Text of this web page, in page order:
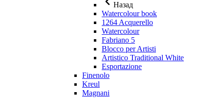
Назад
Watercolour book
1264 Acquerello
Watercolour
Fabriano 5
Blocco per Artisti
Artistico Traditional White
Esportazione
Finenolo
Kreul
Magnani